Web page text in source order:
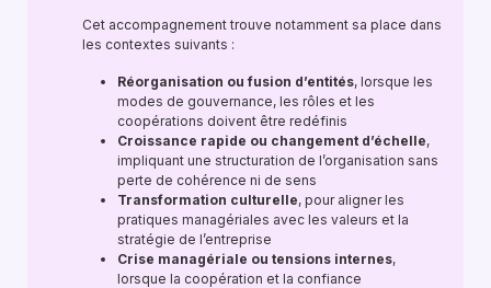
Cet accompagnement trouve notamment sa place dans
les contextes suivants :
Réorganisation ou fusion d’entités, lorsque les
modes de gouvernance, les rôles et les
coopérations doivent être redéfinis
Croissance rapide ou changement d’échelle,
impliquant une structuration de l’organisation sans
perte de cohérence ni de sens
Transformation culturelle, pour aligner les
pratiques managériales avec les valeurs et la
stratégie de l’entreprise
Crise managériale ou tensions internes,
lorsque la coopération et la confiance